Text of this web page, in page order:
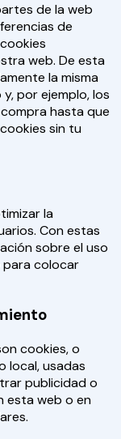
de la web
de
web. De esta
la misma
por ejemplo, los
hasta que
sin tu
la
Con estas
sobre el uso
para colocar
cookies, o
local, usadas
publicidad o
esta web o en